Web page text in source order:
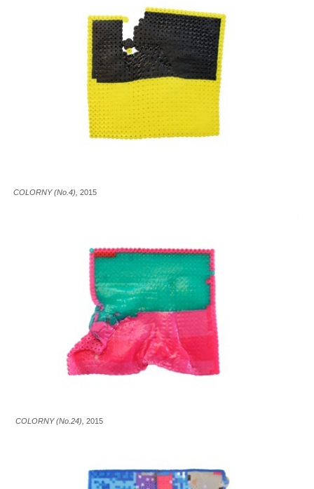
COLORNY (No.4),2015
COLORNY (No.24), 2015